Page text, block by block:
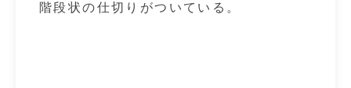
階段状の仕切りがついている。